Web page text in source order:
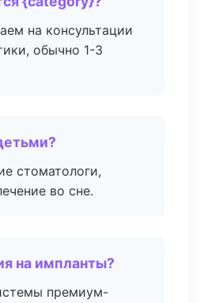
на консультации
обычно 1-3
стоматологи,
во сне.
на импланты?
премиум-